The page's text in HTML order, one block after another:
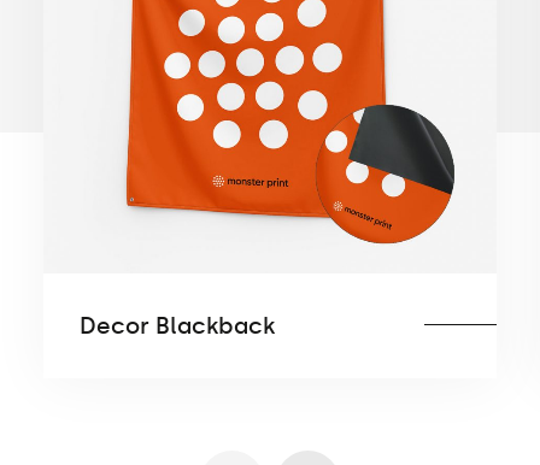
Decor Blackback